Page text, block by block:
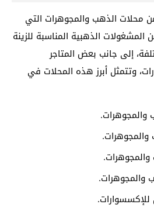
الذهب والمجوهرات التي
الذهبية المناسبة للزينة
إلى جانب بعض المتاجر
وتتمثل أبرز هذه المحلات في
والمجوهرات.
والمجوهرات.